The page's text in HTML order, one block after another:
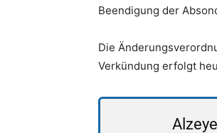
Beendigung der
Die
Verkündung erfolgt